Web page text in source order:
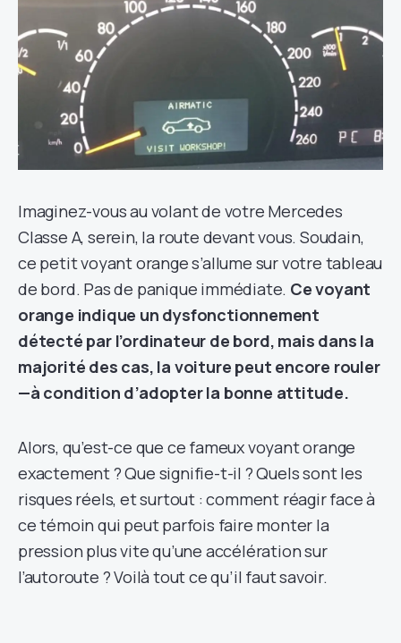
Imaginez-vous au volant de votre Mercedes
Classe A, serein, la route devant vous. Soudain,
ce petit voyant orange s’allume sur votre tableau
de bord. Pas de panique immédiate. Ce voyant
orange indique un dysfonctionnement
détecté par l’ordinateur de bord, mais dans la
majorité des cas, la voiture peut encore rouler
—à condition d’adopter la bonne attitude.
Alors, qu’est-ce que ce fameux voyant orange
exactement ? Que signifie-t-il ? Quels sont les
risques réels, et surtout : comment réagir face à
ce témoin qui peut parfois faire monter la
pression plus vite qu’une accélération sur
l’autoroute ? Voilà tout ce qu’il faut savoir.